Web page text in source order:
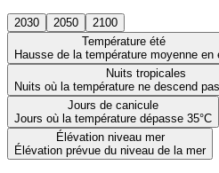
2030 2050
2100
Température été
Hausse de la température moyenne en
Nuits tropicales
Nuits où la température ne descend
Jours de canicule
Jours où la température dépasse 35°C
Élévation niveau mer
Élévation prévue du niveau de la mer